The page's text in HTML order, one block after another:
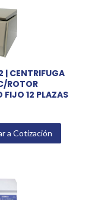
| CENTRIFUGA
ROTOR
FIJO 12 PLAZAS
a Cotización